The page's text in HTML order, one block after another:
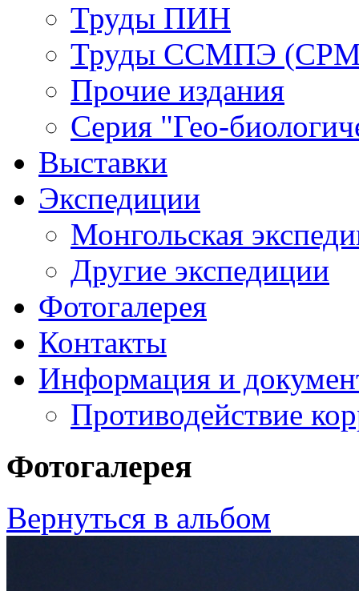
Труды ПИН
Труды ССМПЭ
Прочие издания
Серия "Гео-
Выставки
Экспедиции
Монгольская
Другие экспедиции
Фотогалерея
Контакты
Информация и
Противодействие
Фотогалерея
Вернуться в альбом